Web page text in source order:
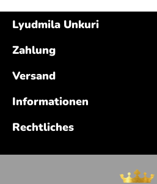
Lyudmila Unkuri
Zahlung
Versand
Informationen
Rechtliches